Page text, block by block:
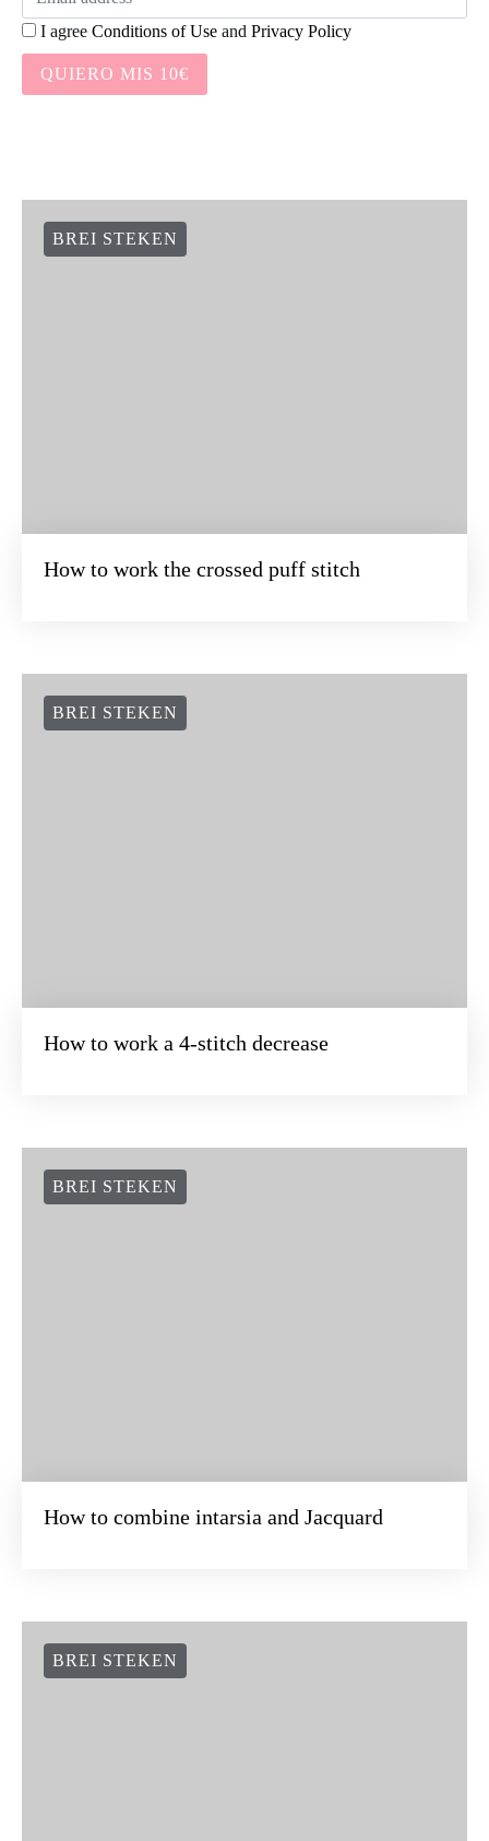
I agree Conditions of Use and Privacy Policy
QUIERO MIS 10€
BREI STEKEN
How to work the crossed puff stitch
BREI STEKEN
How to work a 4-stitch decrease
BREI STEKEN
How to combine intarsia and Jacquard
BREI STEKEN